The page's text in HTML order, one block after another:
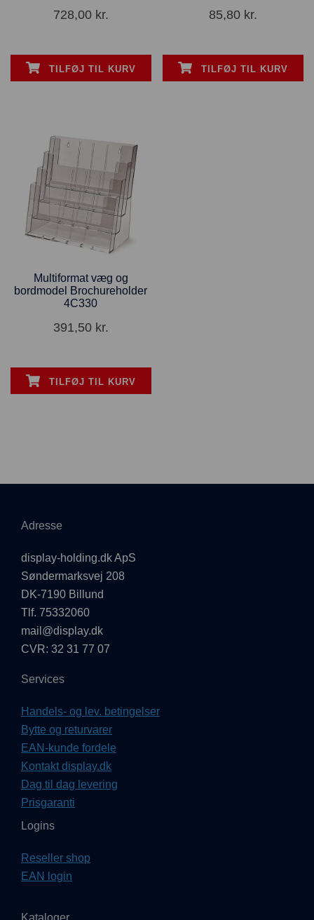
728,00 kr.
TILFØJ TIL KURV
85,80 kr.
TILFØJ TIL KURV
Multiformat væg og
bordmodel Brochureholder
4C330
391,50 kr.
TILFØJ TIL KURV
Adresse
display-holding.dk ApS
Søndermarksvej 208
DK-7190 Billund
Tlf. 75332060
mail@display.dk
CVR: 32 31 77 07
Services
Handels- og lev. betingelser
Bytte og returvarer
EAN-kunde fordele
Kontakt display.dk
Dag til dag levering
Prisgaranti
Logins
Reseller shop
EAN login